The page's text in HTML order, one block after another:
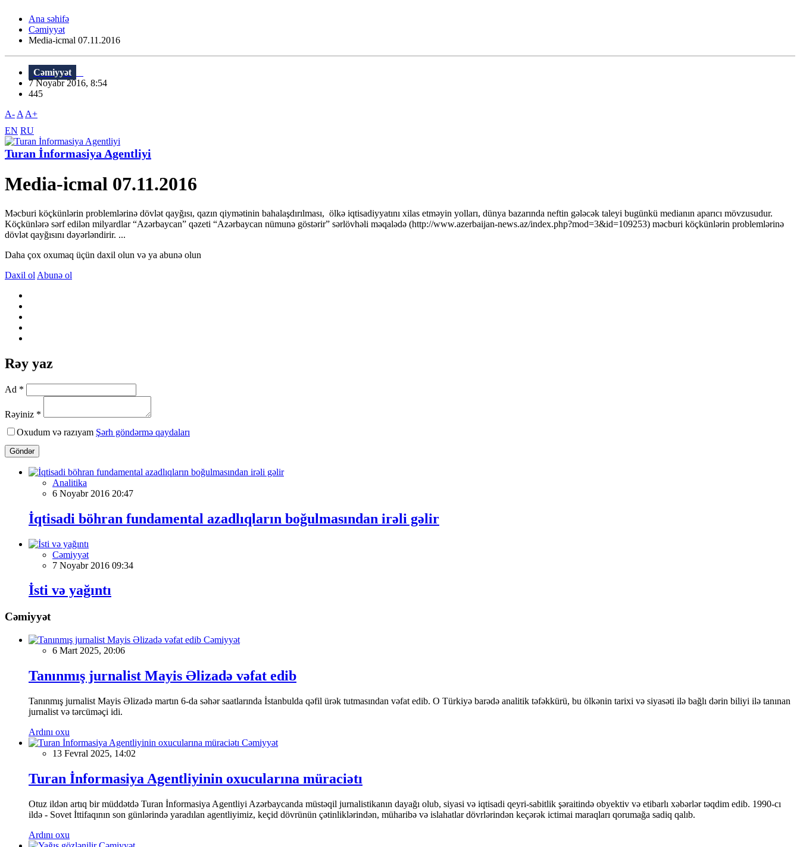
Ana səhifə
Cəmiyyət
Media-icmal 07.11.2016
Cəmiyyət
7 Noyabr 2016, 8:54
445
A- A A+
EN RU
Turan İnformasiya Agentliyi
Media-icmal 07.11.2016
Məcburi köçkünlərin problemlərinə dövlət qayğısı, qazın qiymətinin bahalaşdırılması, ölkə iqtisadiyyatını xilas etməyin yolları, dünya bazarında neftin gələcək taleyi bugünkü medianın aparıcı mövzusudur.
Köçkünlərə sərf edilən milyardlar “Azərbaycan” qəzeti “Azərbaycan nümunə göstərir” sərlövhəli məqalədə (http://www.azerbaijan-news.az/index.php?mod=3&id=109253) məcburi köçkünlərin problemlərinə
dövlət qayğısını dəyərləndirir. ...
Daha çox oxumaq üçün daxil olun və ya abunə olun
Daxil ol Abunə ol
Rəy yaz
Ad *
Rəyiniz *
Oxudum və razıyam Şərh göndərmə qaydaları
Göndər
Analitika
6 Noyabr 2016 20:47
İqtisadi böhran fundamental azadlıqların boğulmasından irəli gəlir
Cəmiyyət
7 Noyabr 2016 09:34
İsti və yağıntı
Cəmiyyət
Cəmiyyət
6 Mart 2025, 20:06
Tanınmış jurnalist Mayis Əlizadə vəfat edib
Tanınmış jurnalist Mayis Əlizadə martın 6-da səhər saatlarında İstanbulda qəfil ürək tutmasından vəfat edib. O Türkiyə barədə analitik təfəkkürü, bu ölkənin tarixi və siyasəti ilə bağlı dərin biliyi ilə tanınan
jurnalist və tərcüməçi idi.
Ardını oxu
Cəmiyyət
13 Fevral 2025, 14:02
Turan İnformasiya Agentliyinin oxucularına müraciətı
Otuz ildən artıq bir müddətdə Turan İnformasiya Agentliyi Azərbaycanda müstəqil jurnalistikanın dayağı olub, siyasi və iqtisadi qeyri-sabitlik şəraitində obyektiv və etibarlı xəbərlər təqdim edib. 1990-cı
ildə - Sovet İttifaqının son günlərində yaradılan agentliyimiz, keçid dövrünün çətinliklərindən, müharibə və islahatlar dövrlərindən keçərək ictimai maraqları qorumağa sadiq qalıb.
Ardını oxu